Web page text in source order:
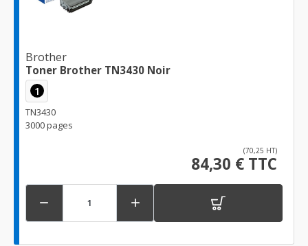
Brother
Toner Brother TN3430 Noir
1
TN3430
3000 pages
(70,25 HT)
84,30 € TTC
 